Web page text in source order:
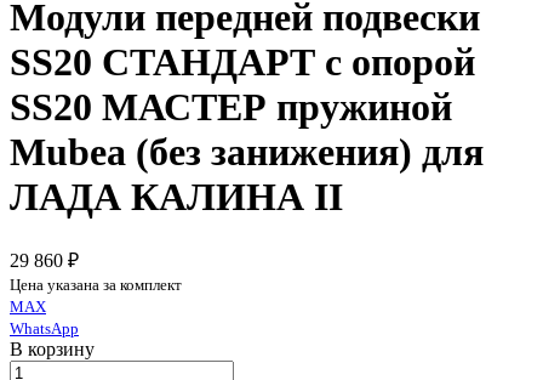
Модули передней подвески
SS20 СТАНДАРТ c опорой
SS20 МАСТЕР пружиной
Mubea (без занижения) для
ЛАДА КАЛИНА II
29 860 ₽
Цена указана за комплект
MAX
WhatsApp
В корзину